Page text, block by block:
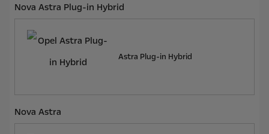
Nova Astra Plug-in Hybrid
Astra Plug-in Hybrid
Nova Astra